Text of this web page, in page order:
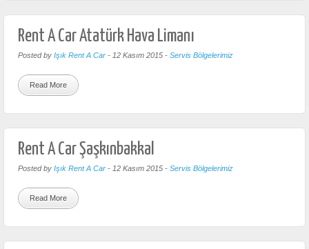
Rent A Car Atatürk Hava Limanı
Posted by Işık Rent A Car - 12 Kasım 2015 - Servis Bölgelerimiz
Read More
Rent A Car Şaşkınbakkal
Posted by Işık Rent A Car - 12 Kasım 2015 - Servis Bölgelerimiz
Read More